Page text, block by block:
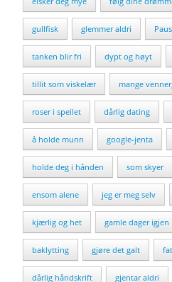
gullfisk glemmer aldri
tanken blir fri dypt og høyt
tillit som viskelær mange
roser i speilet dårlig dating
å holde munn google-jenta
holde deg i hånden som skyer
ensom alene jeg er meg selv
kjærlig og het gamle dager igjen
baklytting gjøre det galt
dårlig håndskrift gjentar aldri